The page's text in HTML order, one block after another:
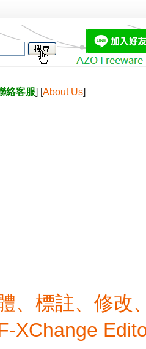
絡客服] [About Us]
、標註、修改
XChange